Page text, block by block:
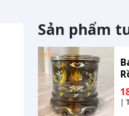
Sản phẩm
|